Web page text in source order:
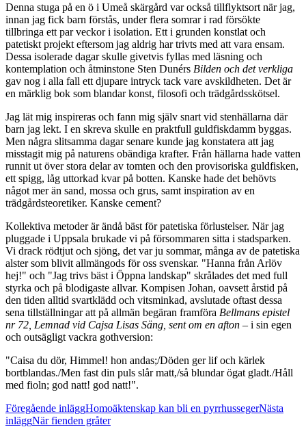
Denna stuga på en ö i Umeå skärgård var också tillflyktsort när jag,
innan jag fick barn förstås, under flera somrar i rad försökte
tillbringa ett par veckor i isolation. Ett i grunden konstlat och
patetiskt projekt eftersom jag aldrig har trivts med att vara ensam.
Dessa isolerade dagar skulle givetvis fyllas med läsning och
kontemplation och åtminstone Sten Dunérs Bilden och det verkliga
gav nog i alla fall ett djupare intryck tack vare avskildheten. Det är
en märklig bok som blandar konst, filosofi och trädgårdsskötsel.
Jag lät mig inspireras och fann mig själv snart vid stenhällarna där
barn jag lekt. I en skreva skulle en praktfull guldfiskdamm byggas.
Men några slitsamma dagar senare kunde jag konstatera att jag
misstagit mig på naturens obändiga krafter. Från hällarna hade vatten
runnit ut över stora delar av tomten och den provisoriska guldfisken,
ett spigg, låg uttorkad kvar på botten. Kanske hade det behövts
något mer än sand, mossa och grus, samt inspiration av en
trädgårdsteoretiker. Kanske cement?
Kollektiva metoder är ändå bäst för patetiska förlustelser. När jag
pluggade i Uppsala brukade vi på försommaren sitta i stadsparken.
Vi drack rödtjut och sjöng, det var ju sommar, många av de patetiska
alster som blivit allmängods för oss svenskar. "Hanna från Arlöv
hej!" och "Jag trivs bäst i Öppna landskap" skrålades det med full
styrka och på blodigaste allvar. Kompisen Johan, oavsett årstid på
den tiden alltid svartklädd och vitsminkad, avslutade oftast dessa
sena tillställningar att på allmän begäran framföra Bellmans epistel
nr 72, Lemnad vid Cajsa Lisas Säng, sent om en afton – i sin egen
och outsägligt vackra gothversion:
"Caisa du dör, Himmel! hon andas;/Döden ger lif och kärlek
bortblandas./Men fast din puls slår matt,/så blundar ögat gladt./Håll
med fioln; god natt! god natt!".
Inläggsnavigering
Föregående inläggHomoäktenskap kan bli en pyrrhussegerNästa
inläggNär fienden gråter